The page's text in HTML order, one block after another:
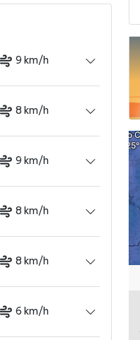
9 km/h
8 km/h
9 km/h
8 km/h
8 km/h
6 km/h